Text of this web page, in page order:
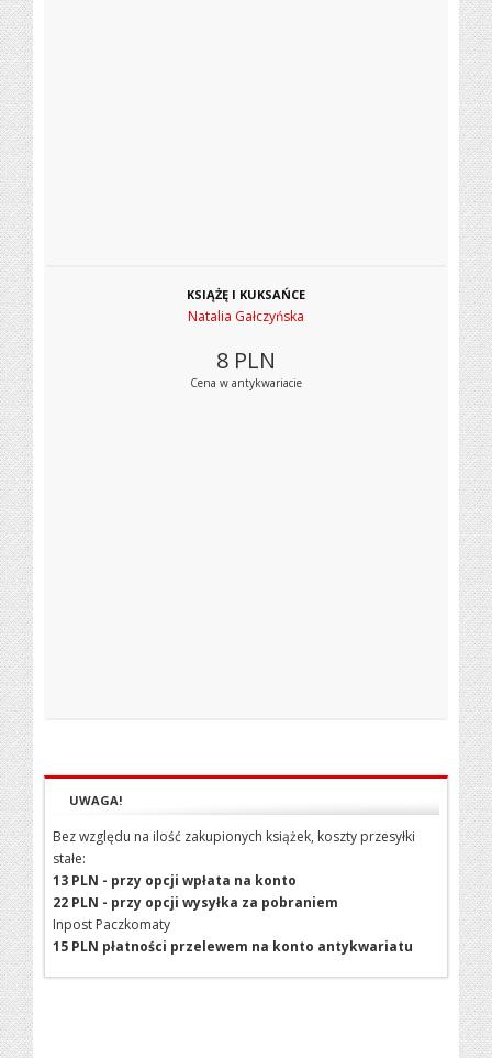
KSIĄŻĘ I KUKSAŃCE
Natalia Gałczyńska
8 PLN
Cena w antykwariacie
UWAGA!
Bez względu na ilość zakupionych książek, koszty przesyłki
stałe:
13 PLN - przy opcji wpłata na konto
22 PLN - przy opcji wysyłka za pobraniem
Inpost Paczkomaty
15 PLN płatności przelewem na konto antykwariatu